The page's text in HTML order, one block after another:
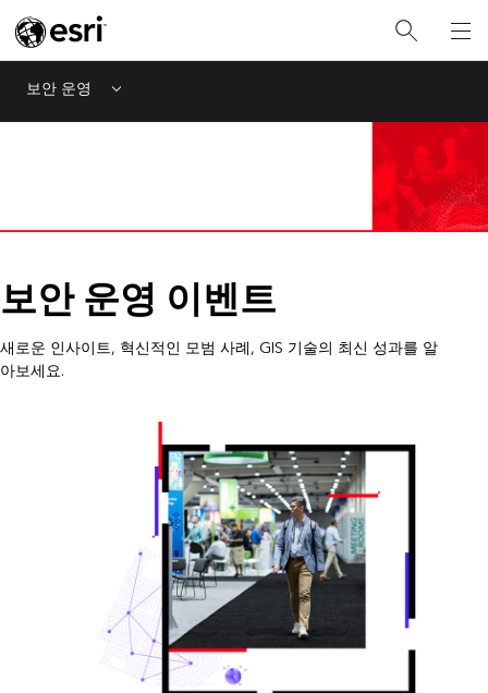
보안 운영 Menu
보안 운영 이벤트
새로운 인사이트, 혁신적인 모범 사례, GIS 기술의 최신 성과를 알
아보세요.